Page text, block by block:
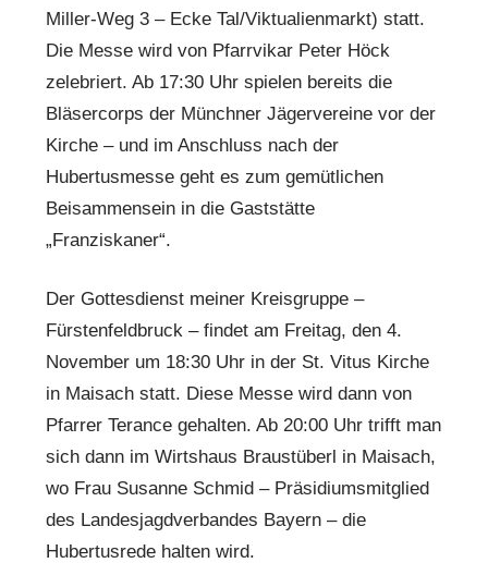
Miller-Weg 3 – Ecke Tal/Viktualienmarkt) statt.
Die Messe wird von Pfarrvikar Peter Höck
zelebriert. Ab 17:30 Uhr spielen bereits die
Bläsercorps der Münchner Jägervereine vor der
Kirche – und im Anschluss nach der
Hubertusmesse geht es zum gemütlichen
Beisammensein in die Gaststätte
„Franziskaner“.
Der Gottesdienst meiner Kreisgruppe –
Fürstenfeldbruck – findet am Freitag, den 4.
November um 18:30 Uhr in der St. Vitus Kirche
in Maisach statt. Diese Messe wird dann von
Pfarrer Terance gehalten. Ab 20:00 Uhr trifft man
sich dann im Wirtshaus Braustüberl in Maisach,
wo Frau Susanne Schmid – Präsidiumsmitglied
des Landesjagdverbandes Bayern – die
Hubertusrede halten wird.